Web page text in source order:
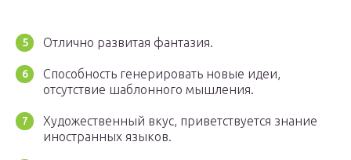
Отлично развитая фантазия.
Способность генерировать новые идеи,
отсутствие шаблонного мышления.
Художественный вкус, приветствуется знание
иностранных языков.